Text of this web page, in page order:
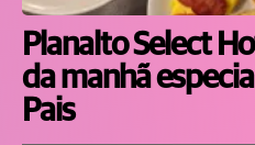
Planalto Select
da manhã
Pais